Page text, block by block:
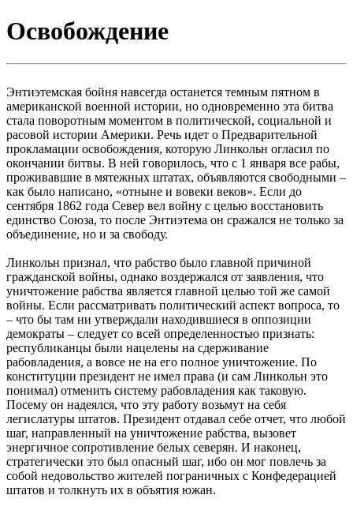
Освобождение
Энтиэтемская бойня навсегда останется темным пятном в
американской военной истории, но одновременно эта битва
стала поворотным моментом в политической, социальной и
расовой истории Америки. Речь идет о Предварительной
прокламации освобождения, которую Линкольн огласил по
окончании битвы. В ней говорилось, что с 1 января все рабы,
проживавшие в мятежных штатах, объявляются свободными –
как было написано, «отныне и вовеки веков». Если до
сентября 1862 года Север вел войну с целью восстановить
единство Союза, то после Энтиэтема он сражался не только за
объединение, но и за свободу.
Линкольн признал, что рабство было главной причиной
гражданской войны, однако воздержался от заявления, что
уничтожение рабства является главной целью той же самой
войны. Если рассматривать политический аспект вопроса, то
– что бы там ни утверждали находившиеся в оппозиции
демократы – следует со всей определенностью признать:
республиканцы были нацелены на сдерживание
рабовладения, а вовсе не на его полное уничтожение. По
конституции президент не имел права (и сам Линкольн это
понимал) отменить систему рабовладения как таковую.
Посему он надеялся, что эту работу возьмут на себя
легислатуры штатов. Президент отдавал себе отчет, что любой
шаг, направленный на уничтожение рабства, вызовет
энергичное сопротивление белых северян. И наконец,
стратегически это был опасный шаг, ибо он мог повлечь за
собой недовольство жителей пограничных с Конфедерацией
штатов и толкнуть их в объятия южан.